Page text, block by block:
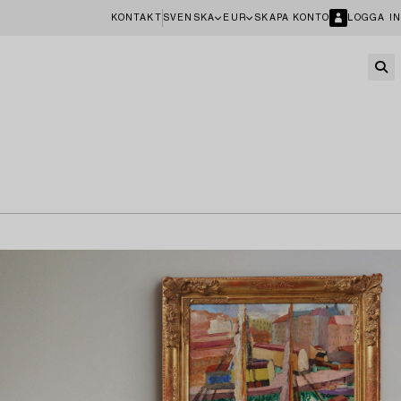
KONTAKT SVENSKA EUR SKAPA KONTO LOGGA IN